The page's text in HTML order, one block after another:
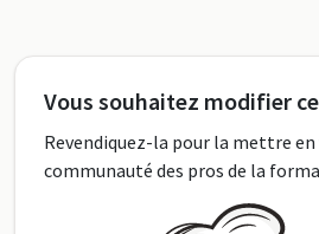
Vous souhaitez modifier
Revendiquez-la pour la mettre en
communauté des pros de la